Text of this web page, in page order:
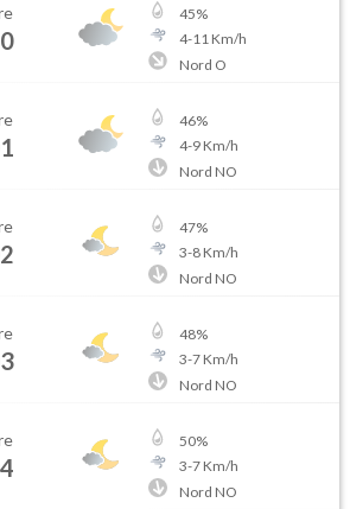
45%
4-11Km/h
Nord O
46%
4-9Km/h
Nord NO
47%
3-8Km/h
Nord NO
48%
3-7Km/h
Nord NO
50%
3-7Km/h
Nord NO